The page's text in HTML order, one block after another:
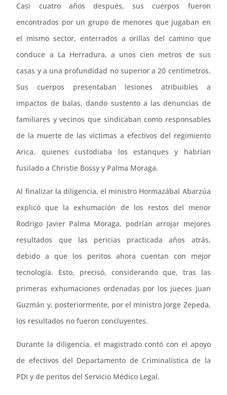
Casi cuatro años después, sus cuerpos fueron
encontrados por un grupo de menores que jugaban en
el mismo sector, enterrados a orillas del camino que
conduce a La Herradura, a unos cien metros de sus
casas y a una profundidad no superior a 20 centímetros.
Sus cuerpos presentaban lesiones atribuibles a
impactos de balas, dando sustento a las denuncias de
familiares y vecinos que sindicaban como responsables
de la muerte de las víctimas a efectivos del regimiento
Arica, quienes custodiaba los estanques y habrían
fusilado a Christie Bossy y Palma Moraga.
Al finalizar la diligencia, el ministro Hormazábal Abarzúa
explicó que la exhumación de los restos del menor
Rodrigo Javier Palma Moraga, podrían arrojar mejores
resultados que las pericias practicada años atrás,
debido a que los peritos ahora cuentan con mejor
tecnología. Esto, precisó, considerando que, tras las
primeras exhumaciones ordenadas por los jueces Juan
Guzmán y, posteriormente, por el ministro Jorge Zepeda,
los resultados no fueron concluyentes.
Durante la diligencia, el magistrado contó con el apoyo
de efectivos del Departamento de Criminalística de la
PDI y de peritos del Servicio Médico Legal.